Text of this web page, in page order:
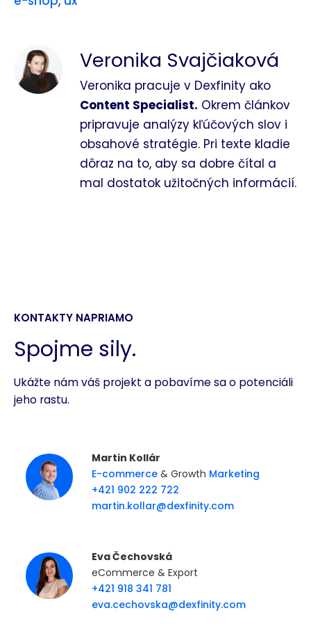
Veronika Svajčiaková
Veronika pracuje v Dexfinity ako
Content Specialist. Okrem článkov
pripravuje analýzy kľúčových slov i
obsahové stratégie. Pri texte kladie
dôraz na to, aby sa dobre čítal a
mal dostatok užitočných informácií.
KONTAKTY NAPRIAMO
Spojme sily.
Ukážte nám váš projekt a pobavíme sa o potenciáli
jeho rastu.
Martin Kollár
E-commerce & Growth Marketing
+421 902 222 722
martin.kollar@dexfinity.com
Eva Čechovská
eCommerce & Export
+421 918 341 781
eva.cechovska@dexfinity.com